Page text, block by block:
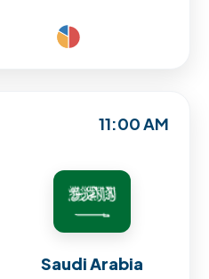
11:00 AM
Saudi Arabia